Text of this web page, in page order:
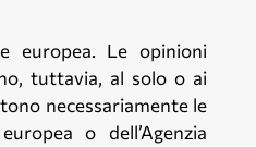
europea. Le opinioni
tuttavia, al solo o ai
necessariamente le
o dell’Agenzia